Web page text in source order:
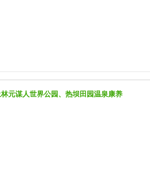
元谋人世界公园、热坝田园温泉康养